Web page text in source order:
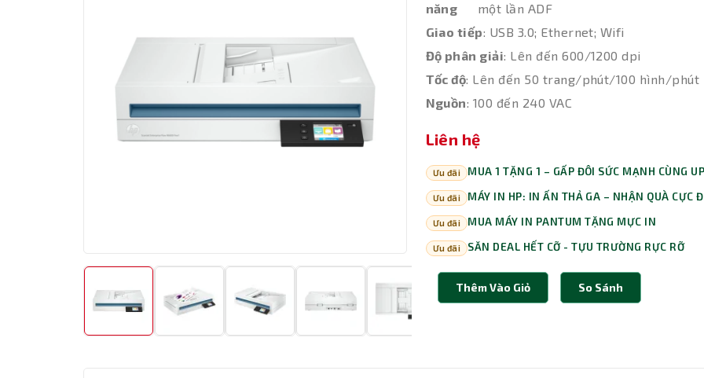
năng
một lần ADF
Giao tiếp: USB 3.0; Ethernet; Wifi
Độ phân giải: Lên đến 600/1200 dpi
Tốc độ: Lên đến 50 trang/phút/100 hình/phút
Nguồn: 100 đến 240 VAC
Liên hệ
Ưu đãi MUA 1 TẶNG 1 – GẤP ĐÔI SỨC MẠNH CÙNG
Ưu đãi MÁY IN HP: IN ẤN THẢ GA – NHẬN QUÀ CỰC
Ưu đãi MUA MÁY IN PANTUM TẶNG MỰC IN
Ưu đãi SĂN DEAL HẾT CỠ - TỰU TRƯỜNG RỰC RỠ
Thêm Vào Giỏ So Sánh